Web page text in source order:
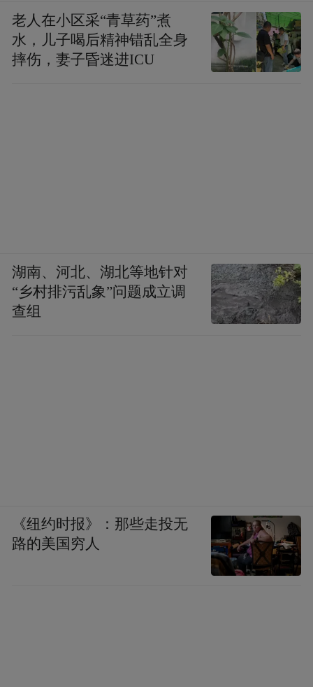
老人在小区采“青草药”煮
水，儿子喝后精神错乱全身
摔伤，妻子昏迷进ICU
湖南、河北、湖北等地针对
“乡村排污乱象”问题成立调
查组
《纽约时报》：那些走投无
路的美国穷人